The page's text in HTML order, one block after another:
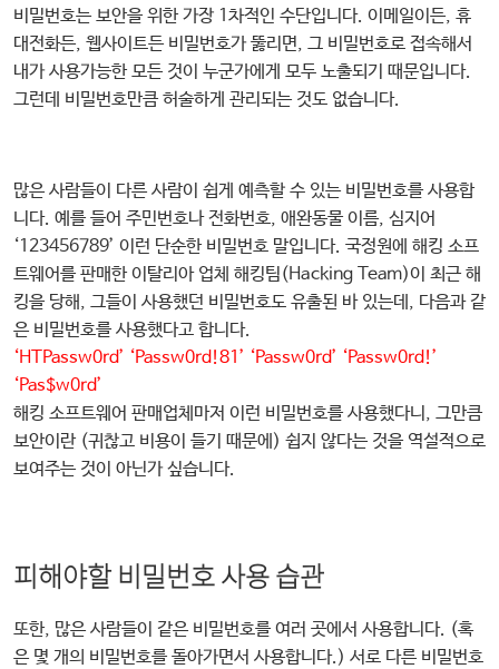
비밀번호는 보안을 위한 가장 1차적인 수단입니다. 이메일이든, 휴
대전화든, 웹사이트든 비밀번호가 뚫리면, 그 비밀번호로 접속해서
내가 사용가능한 모든 것이 누군가에게 모두 노출되기 때문입니다.
그런데 비밀번호만큼 허술하게 관리되는 것도 없습니다.
많은 사람들이 다른 사람이 쉽게 예측할 수 있는 비밀번호를 사용합
니다. 예를 들어 주민번호나 전화번호, 애완동물 이름, 심지어
‘123456789’ 이런 단순한 비밀번호 말입니다. 국정원에 해킹 소프
트웨어를 판매한 이탈리아 업체 해킹팀(Hacking Team)이 최근 해
킹을 당해, 그들이 사용했던 비밀번호도 유출된 바 있는데, 다음과 같
은 비밀번호를 사용했다고 합니다.
‘HTPassw0rd’ ‘Passw0rd!81’ ‘Passw0rd’ ‘Passw0rd!’
‘Pas$w0rd’
해킹 소프트웨어 판매업체마저 이런 비밀번호를 사용했다니, 그만큼
보안이란 (귀찮고 비용이 들기 때문에) 쉽지 않다는 것을 역설적으로
보여주는 것이 아닌가 싶습니다.
피해야할 비밀번호 사용 습관
또한, 많은 사람들이 같은 비밀번호를 여러 곳에서 사용합니다. (혹
은 몇 개의 비밀번호를 돌아가면서 사용합니다.) 서로 다른 비밀번호